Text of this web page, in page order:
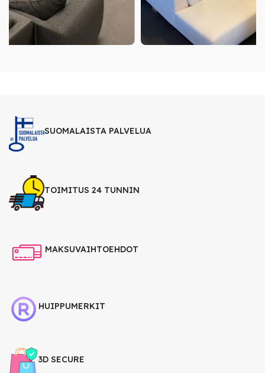
SUOMALAISTA PALVELUA
TOIMITUS 24 TUNNIN
MAKSUVAIHTOEHDOT
HUIPPUMERKIT
3D SECURE